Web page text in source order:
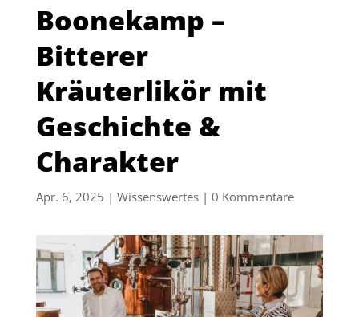
Boonekamp –
Bitterer
Kräuterlikör mit
Geschichte &
Charakter
Apr. 6, 2025 | Wissenswertes| 0 Kommentare